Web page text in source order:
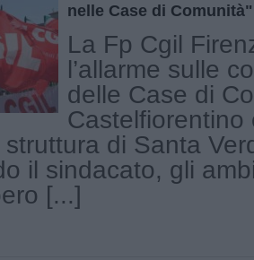
nelle Case di Comunità"
La Fp Cgil
l’allarme sulle
delle Case di
Castelfiorentino
di Santa
il sindacato, gli
[...]